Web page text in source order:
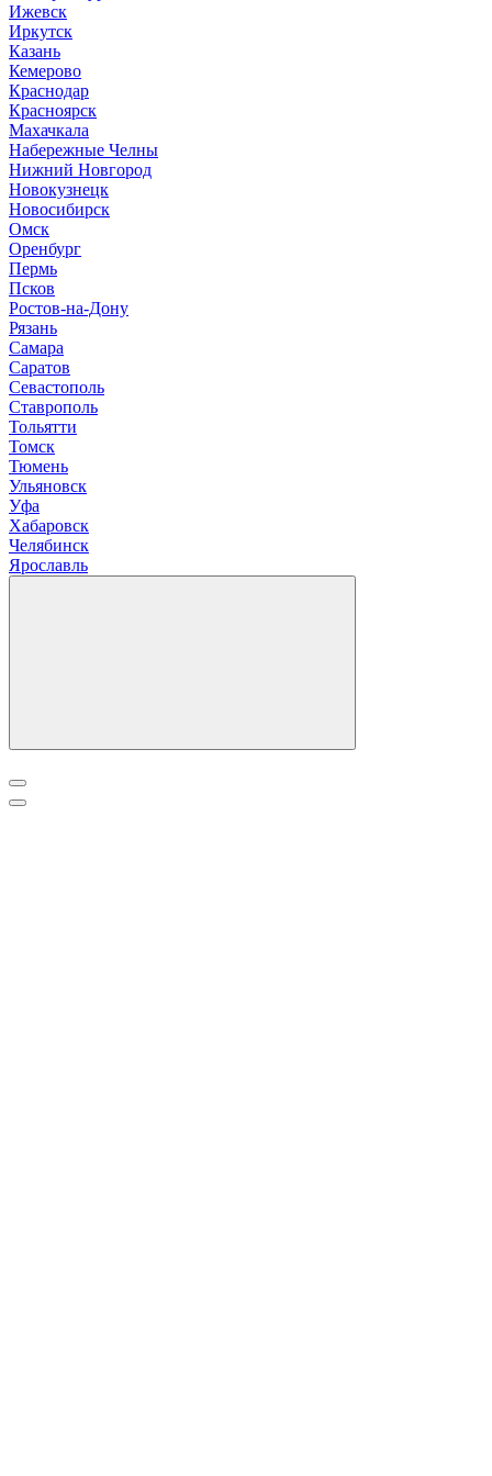
Ижевск
Иркутск
Казань
Кемерово
Краснодар
Красноярск
Махачкала
Набережные Челны
Нижний Новгород
Новокузнецк
Новосибирск
Омск
Оренбург
Пермь
Псков
Ростов-на-Дону
Рязань
Самара
Саратов
Севастополь
Ставрополь
Тольятти
Томск
Тюмень
Ульяновск
Уфа
Хабаровск
Челябинск
Ярославль